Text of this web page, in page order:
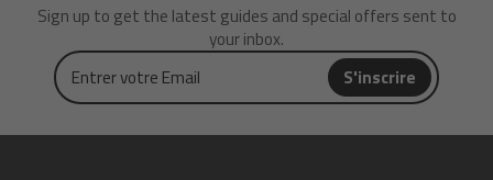
Sign up to get the latest guides and special offers sent to
your inbox.
Entrer
votre
Email
S'inscrire